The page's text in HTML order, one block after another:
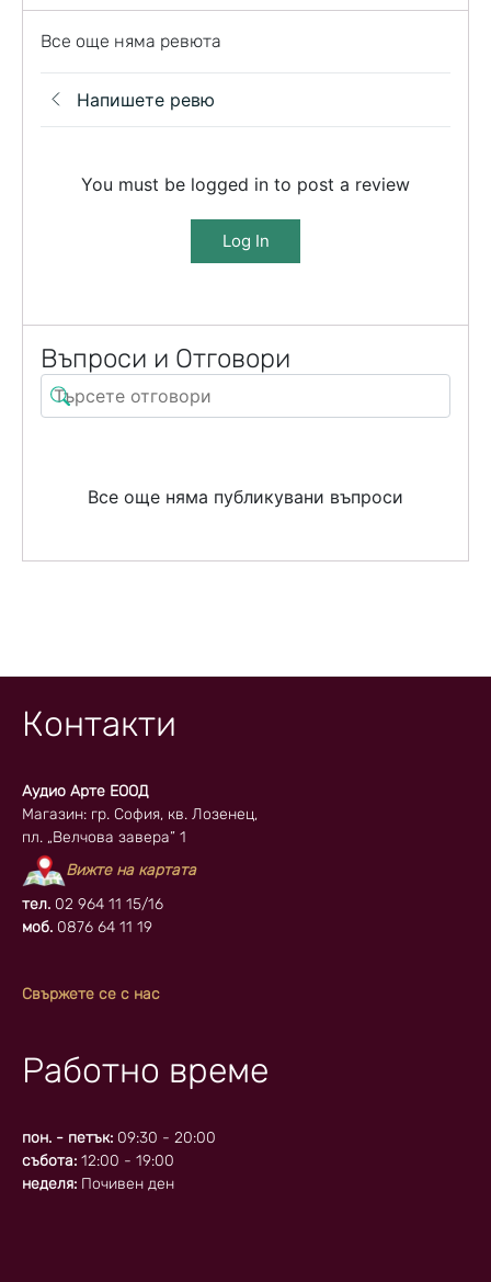
Все още няма ревюта
Напишете ревю
You must be logged in to post a review
Log In
Въпроси и Отговори
Все още няма публикувани въпроси
Контакти
Аудио Арте ЕООД
Магазин: гр. София, кв. Лозенец,
пл. „Велчова завера” 1
Вижте на картата
тел. 02 964 11 15/16
моб. 0876 64 11 19
Свържете се с нас
Работно време
пон. - петък: 09:30 - 20:00
събота: 12:00 - 19:00
неделя: Почивен ден